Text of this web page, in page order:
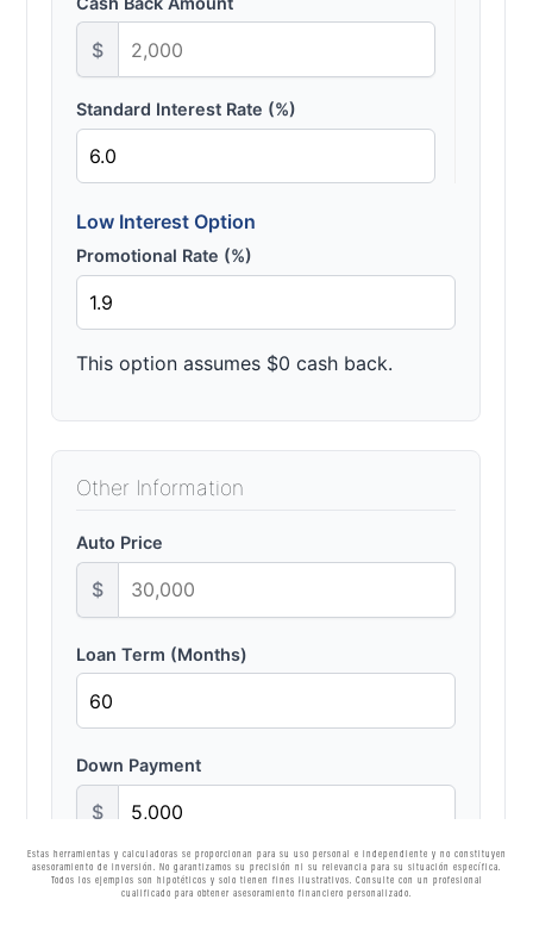
Estas herramientas y calculadoras se proporcionan para su uso personal e independiente y no constituyen
asesoramiento de inversión. No garantizamos su precisión ni su relevancia para su situación específica.
Todos los ejemplos son hipotéticos y solo tienen fines ilustrativos. Consulte con un profesional
cualificado para obtener asesoramiento financiero personalizado.